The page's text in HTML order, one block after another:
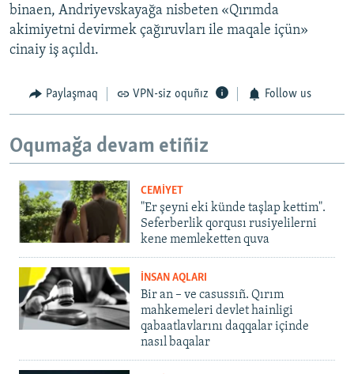
binaen, Andriyevskayağa nisbeten «Qırımda
akimiyetni devirmek çağıruvları ile maqale içün»
cinaiy iş açıldı.
Paylaşmaq VPN-siz oquñız Follow us
Oqumağa devam etiñiz
CEMİYET
"Er şeyni eki künde taşlap kettim".
Seferberlik qorqusı rusiyelilerni
kene memleketten quva
İNSAN AQLARI
Bir an – ve casussıñ. Qırım
mahkemeleri devlet hainligi
qabaatlavlarını daqqalar içinde
nasıl baqalar